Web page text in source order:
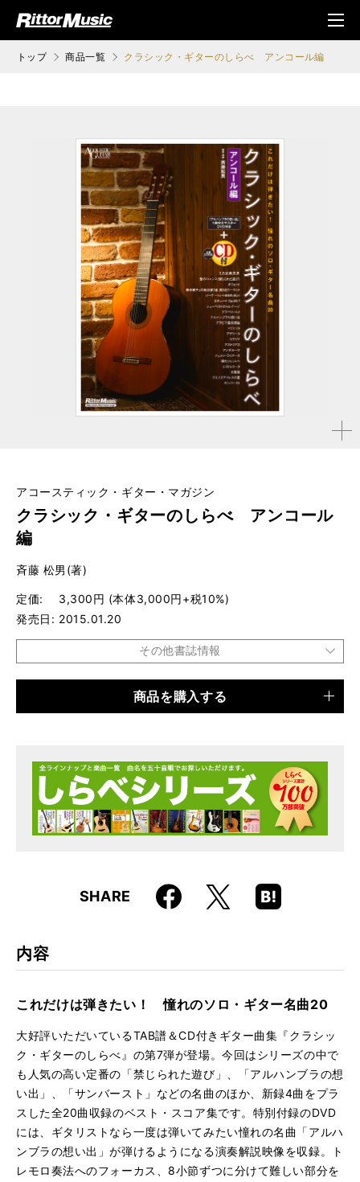
ジック (Rittor Musi
メニ
ュ
トップ 商品一覧 クラシック・ギターのしらべ アンコール編
拡大す
アコースティック・ギター・マガジン
クラシック・ギターのしらべ アンコール
編
斉藤 松男(著)
定価
3,300円 (本体3,000円+税10%)
発売日
2015.01.20
その他書誌情報
4958537114195
商品を購入する
SHARE Faceboo
k
X
Hatena
Boo
内容
これだけは弾きたい！ 憧れのソロ・ギター名曲20
大好評いただいているTAB譜＆CD付きギター曲集『クラシッ
ク・ギターのしらべ』の第7弾が登場。今回はシリーズの中で
も人気の高い定番の「禁じられた遊び」、「アルハンブラの想
い出」、「サンバースト」などの名曲のほか、新録4曲をプラ
スした全20曲収録のベスト・スコア集です。特別付録のDVD
には、ギタリストなら一度は弾いてみたい憧れの名曲「アルハ
ンブラの想い出」が弾けるようになる演奏解説映像を収録。ト
レモロ奏法へのフォーカス、8小節ずつに分けて難しい部分を